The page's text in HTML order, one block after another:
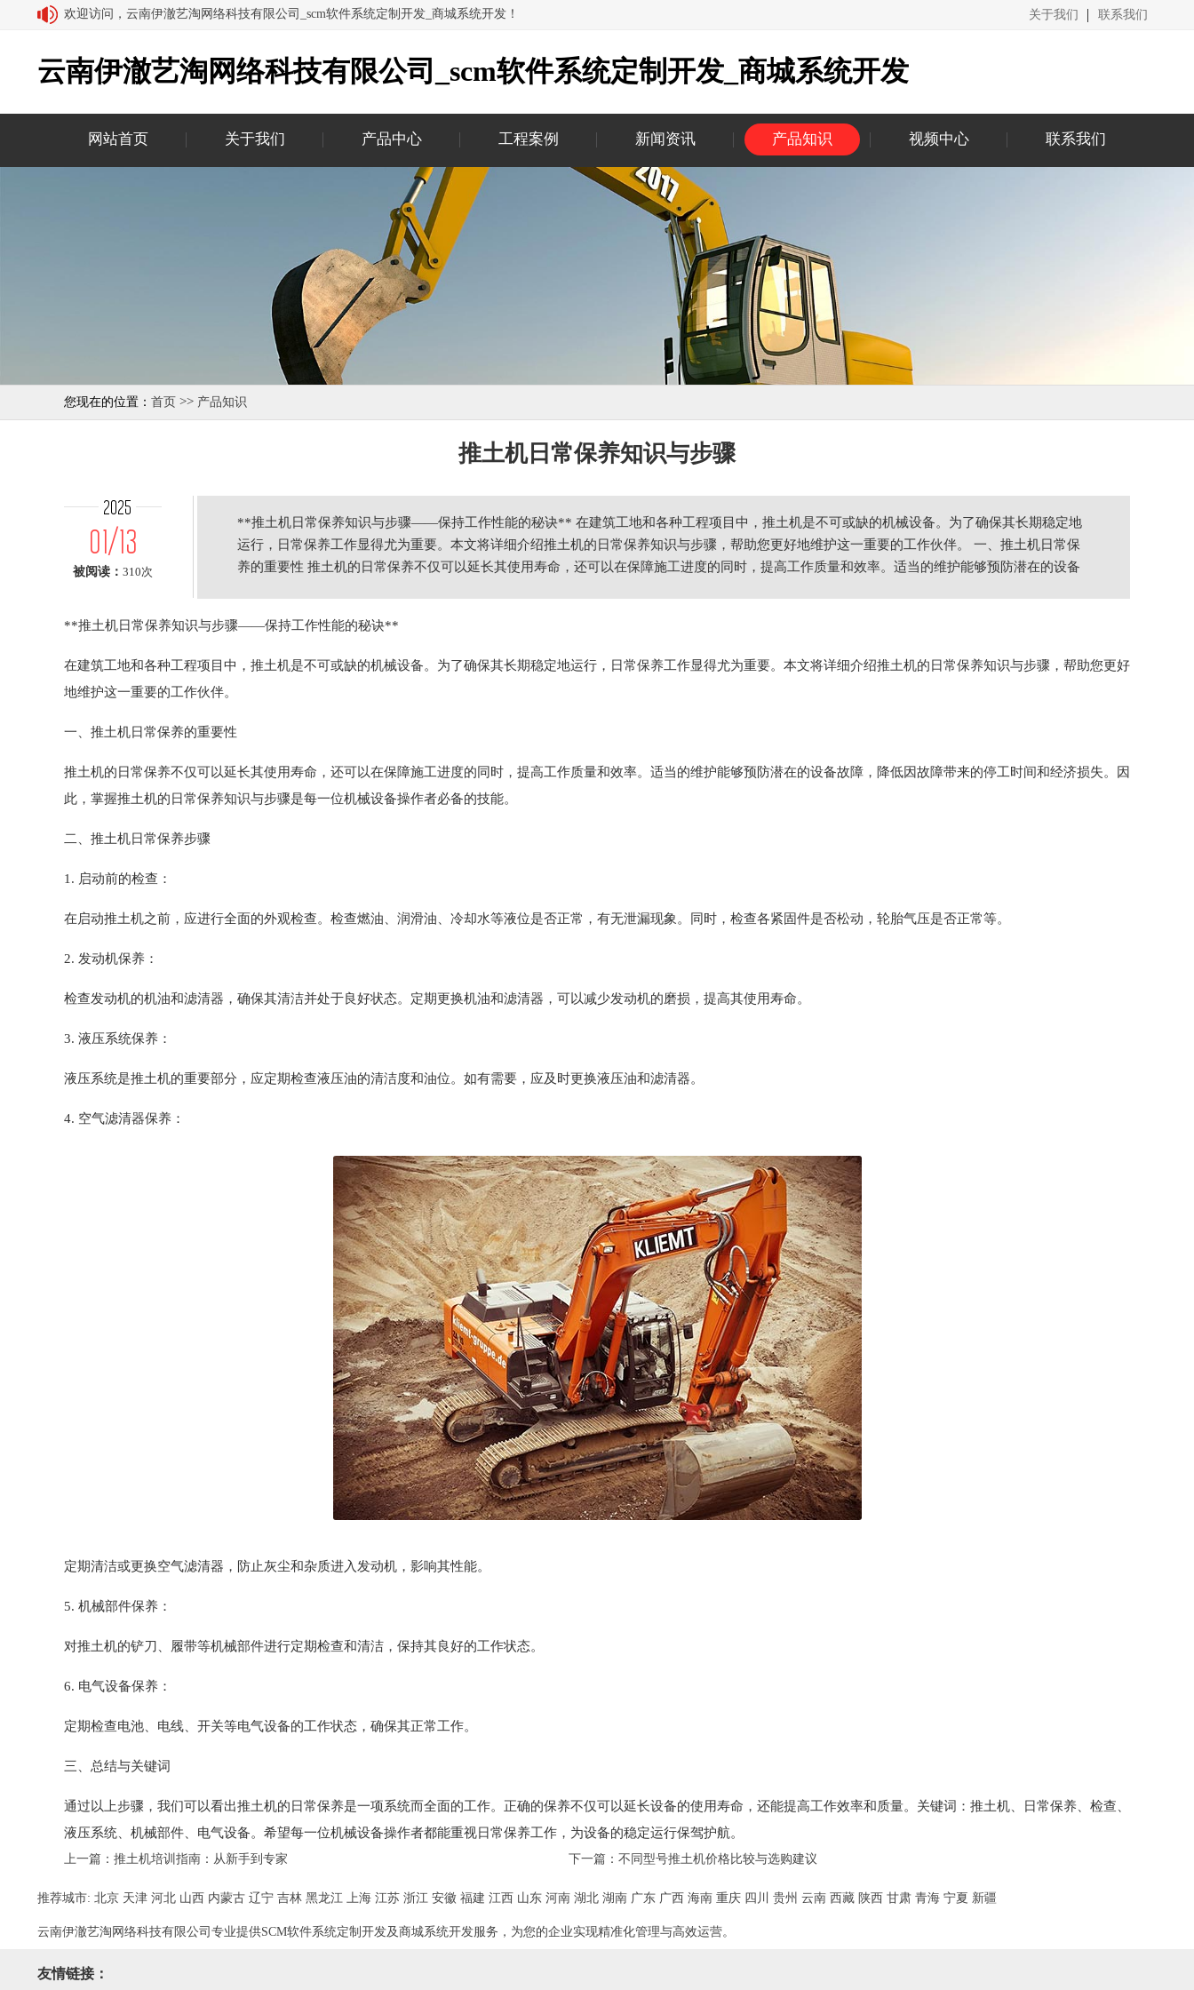
欢迎访问，云南伊澈艺淘网络科技有限公司_scm软件系统定制开发_商城系统开发！ 关于我们 联系我们
云南伊澈艺淘网络科技有限公司_scm软件系统定制开发_商城系统开发
网站首页 关于我们 产品中心 工程案例 新闻资讯 产品知识 视频中心 联系我们
您现在的位置： 首页 >> 产品知识
推土机日常保养知识与步骤
2025
01/13
被阅读： 310次
**推土机日常保养知识与步骤——保持工作性能的秘诀** 在建筑工地和各种工程项目中，推土机是不可或缺的机械设备。为了确保其长期稳定地
运行，日常保养工作显得尤为重要。本文将详细介绍推土机的日常保养知识与步骤，帮助您更好地维护这一重要的工作伙伴。 一、推土机日常保
养的重要性 推土机的日常保养不仅可以延长其使用寿命，还可以在保障施工进度的同时，提高工作质量和效率。适当的维护能够预防潜在的设备
**推土机日常保养知识与步骤——保持工作性能的秘诀**
在建筑工地和各种工程项目中，推土机是不可或缺的机械设备。为了确保其长期稳定地运行，日常保养工作显得尤为重要。本文将详细介绍推土机的日常保养知识与步骤，帮助您更好
地维护这一重要的工作伙伴。
一、推土机日常保养的重要性
推土机的日常保养不仅可以延长其使用寿命，还可以在保障施工进度的同时，提高工作质量和效率。适当的维护能够预防潜在的设备故障，降低因故障带来的停工时间和经济损失。因
此，掌握推土机的日常保养知识与步骤是每一位机械设备操作者必备的技能。
二、推土机日常保养步骤
1. 启动前的检查：
在启动推土机之前，应进行全面的外观检查。检查燃油、润滑油、冷却水等液位是否正常，有无泄漏现象。同时，检查各紧固件是否松动，轮胎气压是否正常等。
2. 发动机保养：
检查发动机的机油和滤清器，确保其清洁并处于良好状态。定期更换机油和滤清器，可以减少发动机的磨损，提高其使用寿命。
3. 液压系统保养：
液压系统是推土机的重要部分，应定期检查液压油的清洁度和油位。如有需要，应及时更换液压油和滤清器。
4. 空气滤清器保养：
定期清洁或更换空气滤清器，防止灰尘和杂质进入发动机，影响其性能。
5. 机械部件保养：
对推土机的铲刀、履带等机械部件进行定期检查和清洁，保持其良好的工作状态。
6. 电气设备保养：
定期检查电池、电线、开关等电气设备的工作状态，确保其正常工作。
三、总结与关键词
通过以上步骤，我们可以看出推土机的日常保养是一项系统而全面的工作。正确的保养不仅可以延长设备的使用寿命，还能提高工作效率和质量。关键词：推土机、日常保养、检查、
液压系统、机械部件、电气设备。希望每一位机械设备操作者都能重视日常保养工作，为设备的稳定运行保驾护航。
上一篇： 推土机培训指南：从新手到专家 下一篇： 不同型号推土机价格比较与选购建议
推荐城市: 北京 天津 河北 山西 内蒙古 辽宁 吉林 黑龙江 上海 江苏 浙江 安徽 福建 江西 山东 河南 湖北 湖南 广东 广西 海南 重庆 四川 贵州 云南 西藏 陕西 甘肃 青海 宁夏 新疆
云南伊澈艺淘网络科技有限公司专业提供SCM软件系统定制开发及商城系统开发服务，为您的企业实现精准化管理与高效运营。
友情链接：